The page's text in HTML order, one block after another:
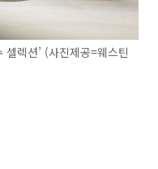
렉션’ (사진제공=웨스틴